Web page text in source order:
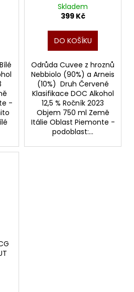
-
Skladem
399 Kč
DO KOŠÍKU
Odrůda Cuvee z hroznů
Nebbiolo (90%) a Arneis
(10%) Druh Červené
Klasifikace DOC Alkohol
12,5 % Ročník 2023
Objem 750 ml Země
Itálie Oblast Piemonte -
podoblast:...